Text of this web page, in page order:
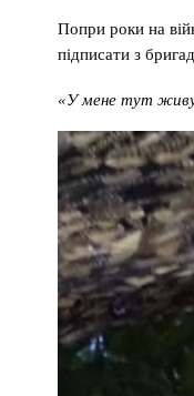
Попри роки на
підписати з
«У мене тут